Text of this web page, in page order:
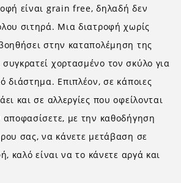
είναι grain free, δηλαδή δεν
σιτηρά. Μια διατροφή χωρίς
στην καταπολέμηση της
χορτασμένο τον σκύλο για
διάστημα. Επιπλέον, σε κάποιες
και σε αλλεργίες που οφείλονται
με την καθοδήγηση
σας, να κάνετε μετάβαση σε
καλό είναι να το κάνετε αργά και